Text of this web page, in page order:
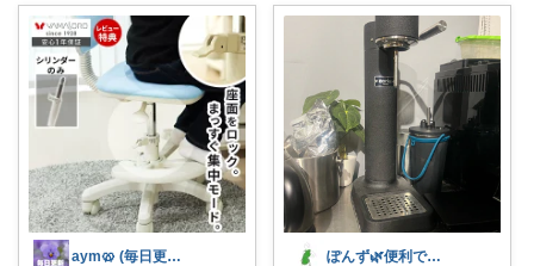
aym🥨 (毎日更新してます🙌) ぽんず🌿便利でお洒落なアイテム